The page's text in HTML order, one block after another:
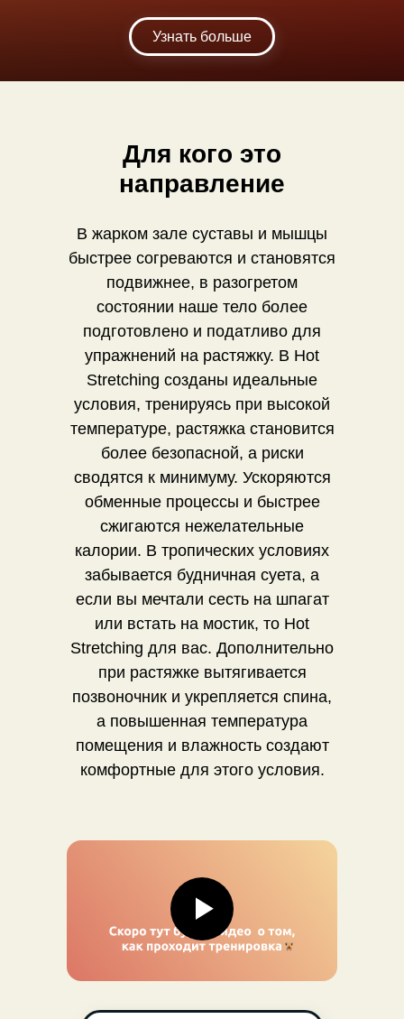
Узнать больше
Для кого это
направление
В жарком зале суставы и мышцы
быстрее согреваются и становятся
подвижнее, в разогретом
состоянии наше тело более
подготовлено и податливо для
упражнений на растяжку. В Hot
Stretching созданы идеальные
условия, тренируясь при высокой
температуре, растяжка становится
более безопасной, а риски
сводятся к минимуму. Ускоряются
обменные процессы и быстрее
сжигаются нежелательные
калории. В тропических условиях
забывается будничная суета, а
если вы мечтали сесть на шпагат
или встать на мостик, то Hot
Stretching для вас. Дополнительно
при растяжке вытягивается
позвоночник и укрепляется спина,
а повышенная температура
помещения и влажность создают
комфортные для этого условия.